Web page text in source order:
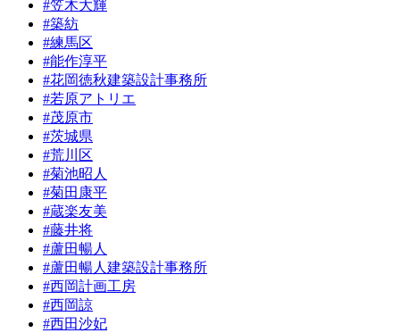
#笠木大輝
#築紡
#練馬区
#能作淳平
#花岡徳秋建築設計事務所
#若原アトリエ
#茂原市
#茨城県
#荒川区
#菊池昭人
#菊田康平
#蔵楽友美
#藤井将
#蘆田暢人
#蘆田暢人建築設計事務所
#西岡計画工房
#西岡諒
#西田沙妃